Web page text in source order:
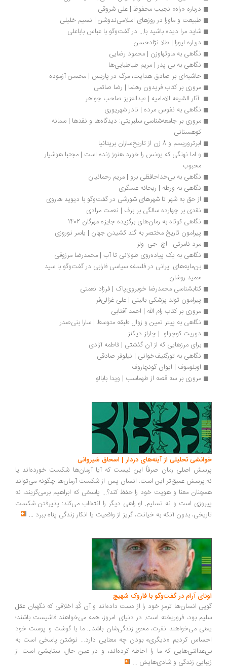
درباره «راه» نجیب محفوظ | علی شروقی
طبیعت و ماورا در روزهای اسلامی‌ندوشن | نسیم خلیلی
شاید مرا دیده باشید با... در گفت‌وگو با عباس باباعلی
درباره لیورا | طلا نژادحسن
نگاهی به ماوتهاوزن | محمود رضایی
نگاهی به بی پدر | مریم طباطبایی‌ها
حاشیه‌ای بر صادق هدایت، مرگ در پاریس | محسن آزموده
مروری بر کتاب فریدون رهنما | رضا صائمی
آثار الشیعه الامامیه | عبدالعزیز صاحب جواهر
نگاهی به نفوس مرده | نادر شهریوری
کوهستانی
ابرتروریسم و 8 زن از تاریخ‌سازان بریتانیا
و اما نهنگی که یونس را خورد هنوز زنده است | مجتبا هوشیار
نگاهی به بی‌خداحافظی برو | مریم رحمانیان
نگاهی به ورطه‌ | ریحانه عسگری
از حق به شهر تا شهرهای شورشی در گفت‌وگو با دیوید هاروی
نقدی بر چهارده سالگی بر برف | نعمت مرادی
نگاهی کوتاه به رمان‌های برگزیده جایزه مهرگان 1402
پیرامون تاریخ مختصر به گند کشیدن جهان | یاسر نوروزی
مرد نامرئی | اچ. جی. ولز
نگاهی به یک پیاده‌روی طولانی تا آب | محمدرضا مرزوقی
بن‌مایه‌های ایرانی در فلسفه سیاسی فارابی در گفت‌وگو با سید
حمید روشان
کتابشناسی محمدرضا خوبروی‌‏پاک | فرزاد نعمتی
پیرامون تولد پزشکی بالینی | علی غزالی‌فر
مروری بر کتاب رام الله | احمد آفتابی
نگاهی به پیتر تمین و زوال طبقه متوسط | سارا بنی‌صدر
دوریت کوچولو  | چارلز دیکنز
برای مرزهایی که از آن گذشتی | فاطمه آزادی
نگاهی به تورگنیف‌خوانی | نیلوفر صادقی
اوبلوموف | ایوان گونچاروف
مروری بر سه قصه از طهماسب | ویدا بابالو
تحلیلی از آینه‌های دردار | اسحاق شیروانی
اصلی رمان صرفاً این نیست که آیا آرمان‌ها شکست خورده‌اند یا
عمیق‌تر این است: انسان پس از شکست آرمان‌ها چگونه می‌تواند
معنا و هویت خود را حفظ کند؟... پاسخی که ابراهیم برمی‌گزیند، نه
است و نه تسلیم. او راهی دیگر را انتخاب می‌کند: پذیرفتن شکست
بدون آنکه به خیانت، گریز از واقعیت یا انکار زندگی پناه ببرد...
آرام در گفت‌وگو با فاروک شهیچ‭
انسان‌ها ترمزِ خود را از دست داده‌اند و آن کُدِ اخلاقی که نگهبان عقل
بود، فروریخته است. در دنیای امروز، همه می‌خواهند فاشیست باشند؛
می‌خواهند نفرت، محورِ زندگی‌شان باشد... ما با گوشت و پوست خود
کردیم «دیگری» بودن چه معنایی دارد... نوشتن پاسخی است به
که ما را احاطه کرده‌اند، و در عین حال، ستایشی است از
زندگی و شادی‌هایش...